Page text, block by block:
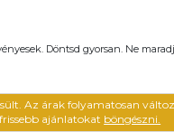
Döntsd gyorsan. Ne
Az árak folyamatosan
ajánlatokat böngészni.